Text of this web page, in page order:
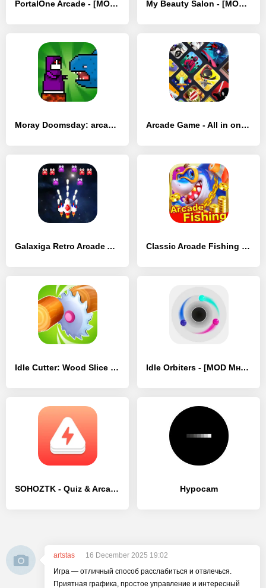
PortalOne Arcade - [MOD Бесконечные монеты] My Beauty Salon - [MOD Много денег]
Moray Doomsday: arcade games - [MOD Бесконечные монеты] Arcade Game - All in one Games - [MOD Много монет]
Galaxiga Retro Arcade Action - [MOD Много монет] Classic Arcade Fishing - [MOD Много монет]
Idle Cutter: Wood Slice - [MOD Много монет] Idle Orbiters - [MOD Много монет]
SOHOZTK - Quiz & Arcade Games - [MOD Много денег] Hypocam
artstas
16 December 2025 19:02
Игра — отличный способ расслабиться и отвлечься.
Приятная графика, простое управление и интересный